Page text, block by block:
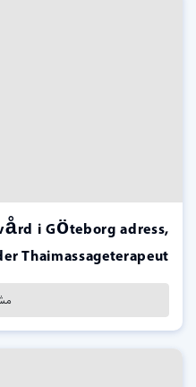
i Göteborg adress,
Thaimassageterapeut,